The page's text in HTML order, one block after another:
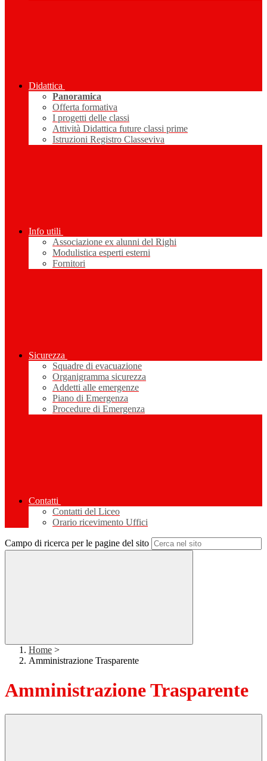
Didattica
Panoramica
Offerta formativa
I progetti delle classi
Attività Didattica future classi prime
Istruzioni Registro Classeviva
Info utili
Associazione ex alunni del Righi
Modulistica esperti esterni
Fornitori
Sicurezza
Squadre di evacuazione
Organigramma sicurezza
Addetti alle emergenze
Piano di Emergenza
Procedure di Emergenza
Contatti
Contatti del Liceo
Orario ricevimento Uffici
Campo di ricerca per le pagine del sito
Home >
Amministrazione Trasparente
Amministrazione Trasparente